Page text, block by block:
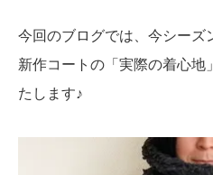
今回のブログでは、今シーズ
新作コートの「実際の着心地
たします♪